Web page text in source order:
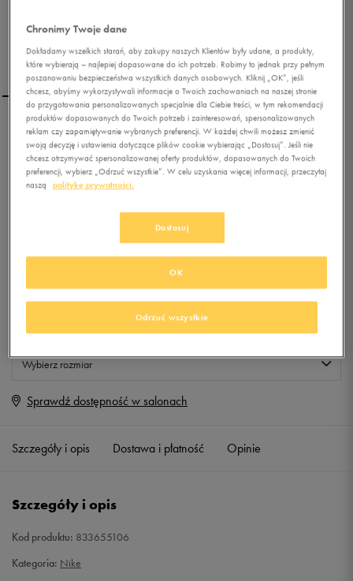
NIKE COURT ROYALE GPV
0.0(0)
KLUBIE 50 STYLE
Produkt niedostępny
Jeśli artykuł będzie ponownie dostępny, otrzymasz od nas powiadomienie.
Wybierz rozmiar
Rozmiary EU
27,5
29,5 18 cm
Sprawdź dostępność w salonach
Szczegóły i opis Dostawa i płatność Opinie
Szczegóły i opis
Kod produktu: 833655106
Kategoria: Nike
Chronimy Twoje dane
Dokładamy wszelkich starań, aby zakupy naszych Klientów były udane, a produkty,
które wybierają – najlepiej dopasowane do ich potrzeb. Robimy to jednak przy pełnym
poszanowaniu bezpieczeństwa wszystkich danych osobowych. Kliknij „OK”, jeśli
chcesz, abyśmy wykorzystywali informacje o Twoich zachowaniach na naszej stronie
do przygotowania personalizowanych specjalnie dla Ciebie treści, w tym rekomendacji
produktów dopasowanych do Twoich potrzeb i zainteresowań, spersonalizowanych
reklam czy zapamiętywanie wybranych preferencji. W każdej chwili możesz zmienić
swoją decyzję i ustawienia dotyczące plików cookie wybierając „Dostosuj”. Jeśli nie
chcesz otrzymywać spersonalizowanej oferty produktów, dopasowanych do Twoich
preferencji, wybierz „Odrzuć wszystkie”. W celu uzyskania więcej informacji, przeczytaj
naszą
politykę prywatności.
Dostosuj
Odrzuć wszystkie
OK